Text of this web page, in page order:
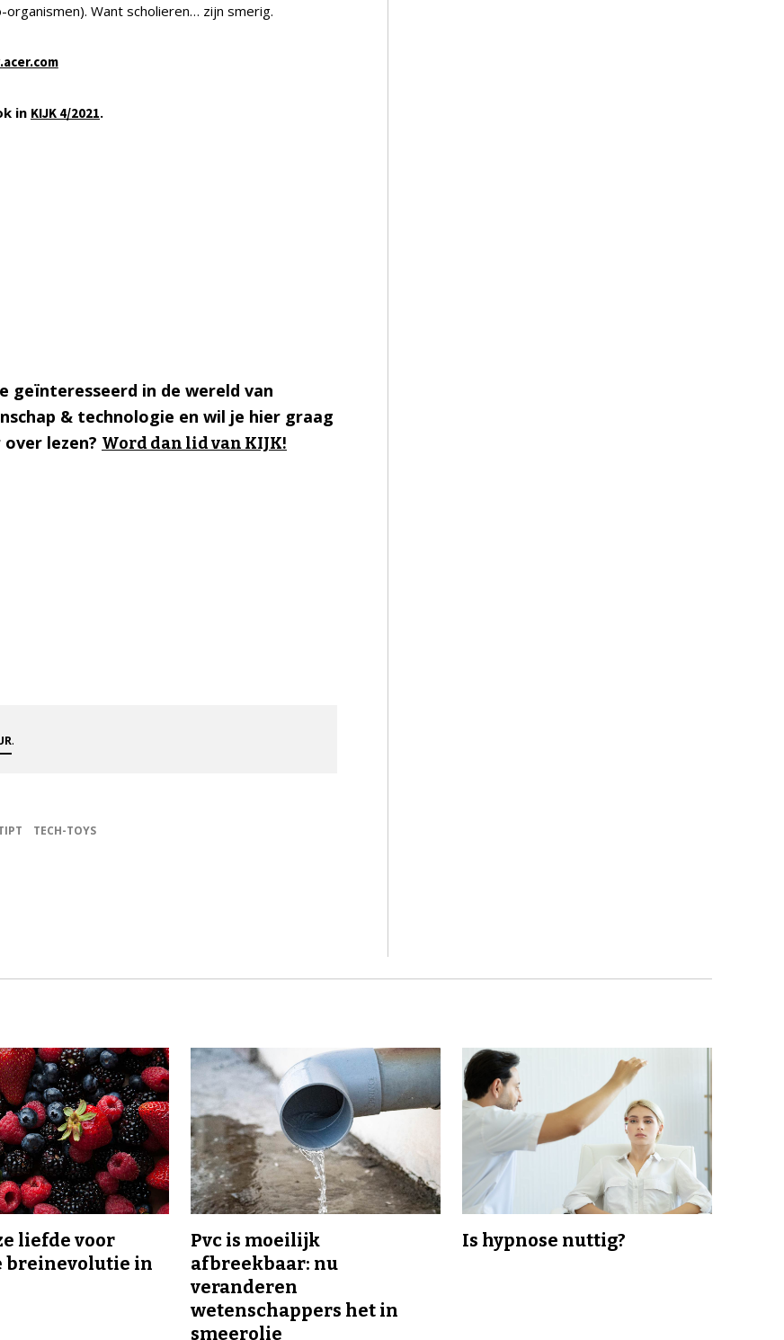
organismen). Want scholieren… zijn smerig.
in KIJK 4/2021.
geïnteresseerd in de wereld van
& technologie en wil je hier graag
over lezen? Word dan lid van KIJK!
.
TECH-TOYS
liefde voor
breinevolutie in
Pvc is moeilijk
afbreekbaar: nu
veranderen
wetenschappers het in
smeerolie
Is hypnose nuttig?